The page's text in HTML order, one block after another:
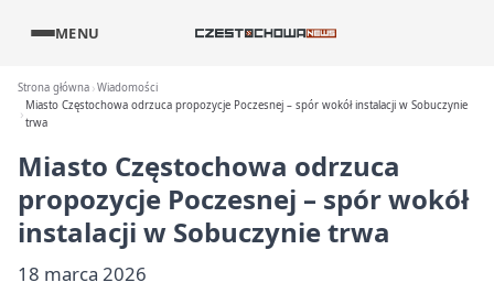
MENU
Strona główna Wiadomości
Miasto Częstochowa odrzuca propozycje Poczesnej – spór wokół instalacji w Sobuczynie
trwa
Miasto Częstochowa odrzuca
propozycje Poczesnej – spór wokół
instalacji w Sobuczynie trwa
18 marca 2026